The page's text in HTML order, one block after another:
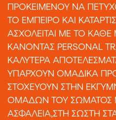
ΠΡΟΚΕΙΜΕΝΟΥ ΝΑ
ΤΟ ΕΜΠΕΙΡΟ ΚΑΙ
ΑΣΧΟΛΕΙΤΑΙ ΜΕ ΤΟ
ΚΑΝΟΝΤΑΣ PERSONAL
ΚΑΛΥΤΕΡΑ
ΥΠΑΡΧΟΥΝ ΟΜΑΔΙΚΑ
ΣΤΟΧΕΥΟΥΝ ΣΤΗΝ
ΟΜΑΔΩΝ ΤΟΥ ΣΩΜΑΤΟΣ
ΑΣΦΑΛΕΙΑ,ΣΤΗ ΣΩΣΤΗ